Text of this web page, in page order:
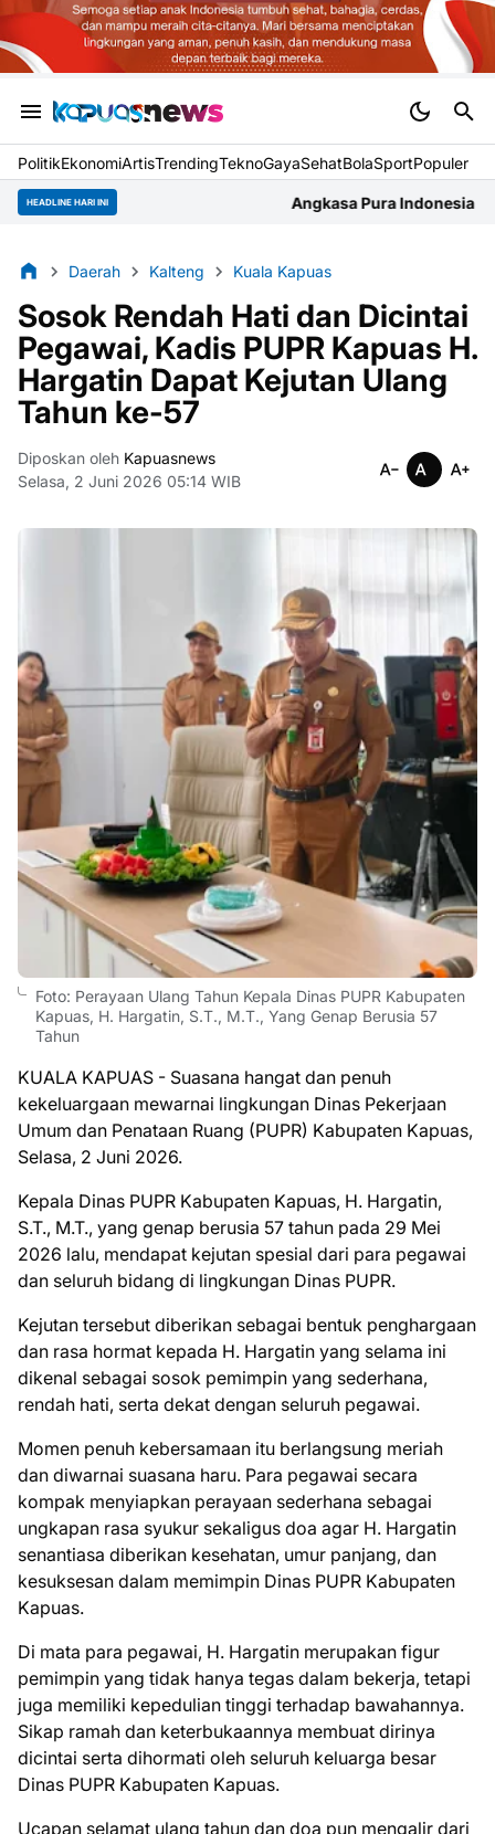
PolitikEkonomiArtisTrendingTeknoGayaSehatBolaSportPopuler
HEADLINE HARI INI Angkasa Pura Indonesia Bandara Supadio Gelar
Daerah Kalteng Kuala Kapuas
Sosok Rendah Hati dan Dicintai
Pegawai, Kadis PUPR Kapuas H.
Hargatin Dapat Kejutan Ulang
Tahun ke-57
Diposkan oleh Kapuasnews
Selasa, 2 Juni 2026 05:14 WIB
Foto: Perayaan Ulang Tahun Kepala Dinas PUPR Kabupaten
Kapuas, H. Hargatin, S.T., M.T., Yang Genap Berusia 57
Tahun
KUALA KAPUAS - Suasana hangat dan penuh
kekeluargaan mewarnai lingkungan Dinas Pekerjaan
Umum dan Penataan Ruang (PUPR) Kabupaten Kapuas,
Selasa, 2 Juni 2026.
Kepala Dinas PUPR Kabupaten Kapuas, H. Hargatin,
S.T., M.T., yang genap berusia 57 tahun pada 29 Mei
2026 lalu, mendapat kejutan spesial dari para pegawai
dan seluruh bidang di lingkungan Dinas PUPR.
Kejutan tersebut diberikan sebagai bentuk penghargaan
dan rasa hormat kepada H. Hargatin yang selama ini
dikenal sebagai sosok pemimpin yang sederhana,
rendah hati, serta dekat dengan seluruh pegawai.
Momen penuh kebersamaan itu berlangsung meriah
dan diwarnai suasana haru. Para pegawai secara
kompak menyiapkan perayaan sederhana sebagai
ungkapan rasa syukur sekaligus doa agar H. Hargatin
senantiasa diberikan kesehatan, umur panjang, dan
kesuksesan dalam memimpin Dinas PUPR Kabupaten
Kapuas.
Di mata para pegawai, H. Hargatin merupakan figur
pemimpin yang tidak hanya tegas dalam bekerja, tetapi
juga memiliki kepedulian tinggi terhadap bawahannya.
Sikap ramah dan keterbukaannya membuat dirinya
dicintai serta dihormati oleh seluruh keluarga besar
Dinas PUPR Kabupaten Kapuas.
Ucapan selamat ulang tahun dan doa pun mengalir dari